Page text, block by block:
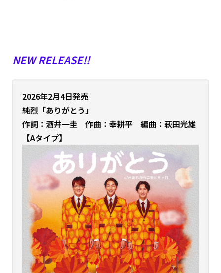
NEW RELEASE!!
2026年2月4日発売
純烈 「ありがとう」
作詞：酒井一圭 作曲：幸耕平 編曲：萩田光雄
【Aタイプ】